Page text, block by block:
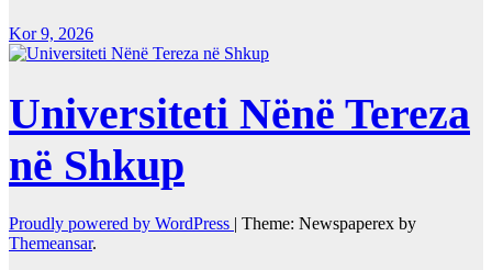
Kor 9, 2026
Universiteti Nënë Tereza
në Shkup
Proudly powered by WordPress | Theme: Newspaperex by
Themeansar.